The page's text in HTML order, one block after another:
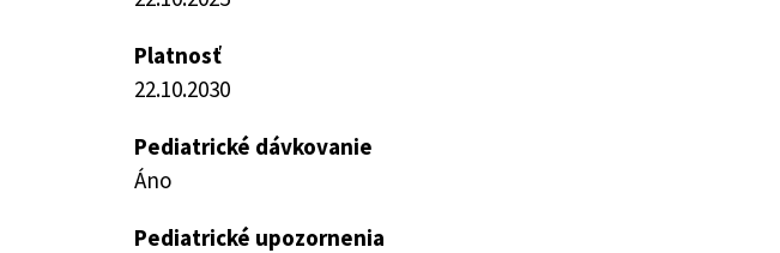
Platnosť
22.10.2030
Pediatrické dávkovanie
Áno
Pediatrické upozornenia